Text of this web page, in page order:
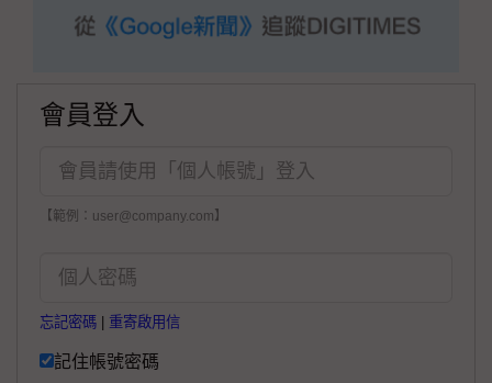
會員登入
【範例：user@company.com】
忘記密碼 重寄啟用信
記住帳號密碼